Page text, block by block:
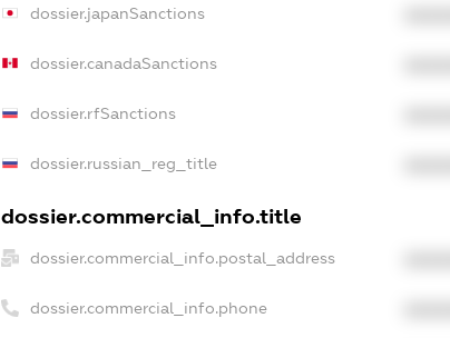
dossier.japanSanctions
dossier.canadaSanctions
dossier.rfSanctions
dossier.russian_reg_title
dossier.commercial_info.title
dossier.commercial_info.postal_address
dossier.commercial_info.phone